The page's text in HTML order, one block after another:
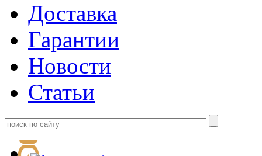
Доставка
Гарантии
Новости
Статьи